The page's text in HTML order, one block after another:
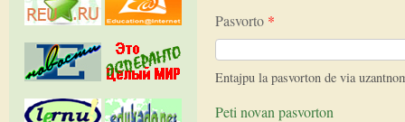
Pasvorto *
Entajpu la pasvorton de via
Peti novan pasvorton